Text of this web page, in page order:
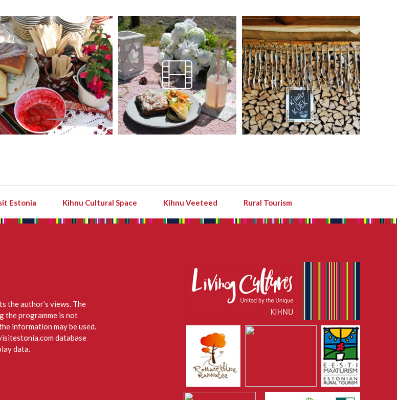
Estonia Kihnu Cultural Space Kihnu Veeteed Rural Tourism
the author’s views. The
the programme is not
information may be used.
database
data.